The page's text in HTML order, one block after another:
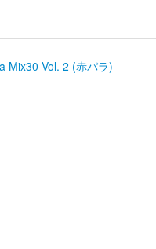
Mix30 Vol. 2 (赤パラ)